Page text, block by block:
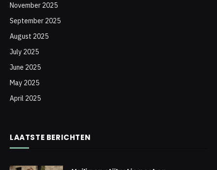
November 2025
September 2025
August 2025
July 2025
June 2025
May 2025
April 2025
LAATSTE BERICHTEN